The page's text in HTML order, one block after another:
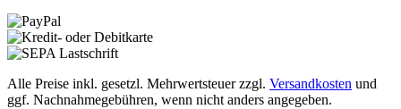
Alle Preise inkl. gesetzl. Mehrwertsteuer zzgl. Versandkosten und
ggf. Nachnahmegebühren, wenn nicht anders angegeben.